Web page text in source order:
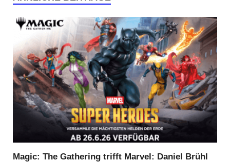
Magic: The Gathering trifft Marvel: Daniel Brühl